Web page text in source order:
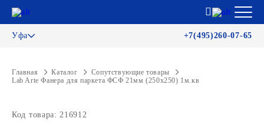
Уфа +7(495)260-07-65
Главная Каталог
Сопутствующие товары
Lab Arte Фанера для паркета ФСФ 21мм (250х250) 1м.кв
Код товара: 216912